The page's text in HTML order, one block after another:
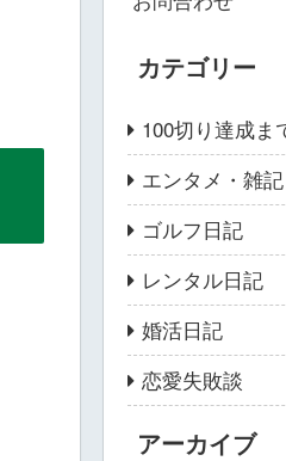
カテゴリー
100切り達成ま
エンタメ・雑記
ゴルフ日記
レンタル日記
婚活日記
恋愛失敗談
アーカイブ